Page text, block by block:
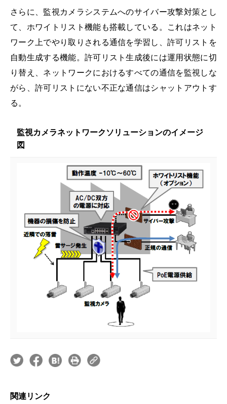
さらに、監視カメラシステムへのサイバー攻撃対策とし
て、ホワイトリスト機能も搭載している。これはネット
ワーク上でやり取りされる通信を学習し、許可リストを
自動生成する機能。許可リスト生成後には運用状態に切
り替え、ネットワークにおけるすべての通信を監視しな
がら、許可リストにない不正な通信はシャットアウトす
る。
監視カメラネットワークソリューションのイメージ
図
関連リンク